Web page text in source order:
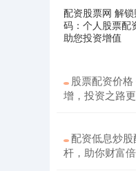
配资股票网 解
码：个人股票配
助您投资增值
股票配资价
增，投资之路
配资低息炒
杆，助你财富